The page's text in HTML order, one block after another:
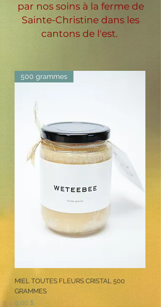
par nos soins à la ferme de
Sainte-Christine dans les
cantons de l'est.
500 grammes
MIEL TOUTES FLEURS CRISTAL 500
GRAMMES
Prix
9,00 $